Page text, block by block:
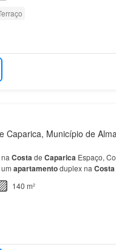
Caparica, Município de
Costade Caparica Espaço,
apartamentoduplex na Costa
praia, esta é uma oportunidade
140 m²